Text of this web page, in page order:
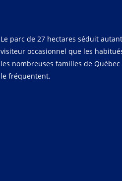
Le parc de 27 hectares séduit
visiteur occasionnel que les
les nombreuses familles de
le fréquentent.